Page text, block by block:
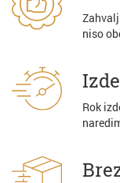
niso
Rok